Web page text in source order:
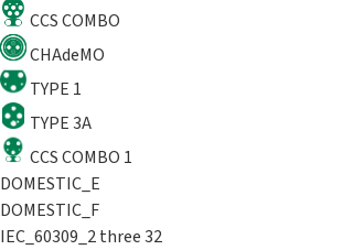
CCS COMBO
CHAdeMO
TYPE 1
TYPE 3A
CCS COMBO 1
DOMESTIC_E
DOMESTIC_F
IEC_60309_2 three 32